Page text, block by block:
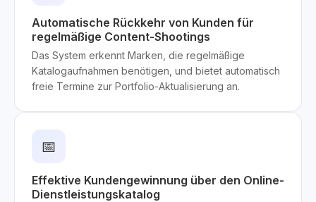
Automatische Rückkehr von Kunden für
regelmäßige Content-Shootings
Das System erkennt Marken, die regelmäßige
Katalogaufnahmen benötigen, und bietet automatisch
freie Termine zur Portfolio-Aktualisierung an.
📅
Effektive Kundengewinnung über den Online-
Dienstleistungskatalog